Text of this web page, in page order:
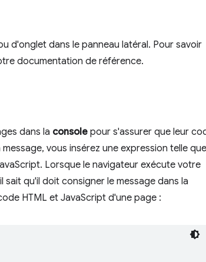
d'onglet dans le panneau latéral. Pour savoir
documentation de référence.
dans la console pour s'assurer que leur
vous insérez une expression telle
Lorsque le navigateur exécute votre
qu'il doit consigner le message dans la
HTML et JavaScript d'une page :